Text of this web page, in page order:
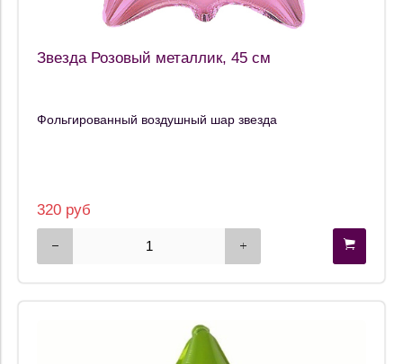
Звезда Розовый металлик, 45 см
Фольгированный воздушный шар звезда
320 руб